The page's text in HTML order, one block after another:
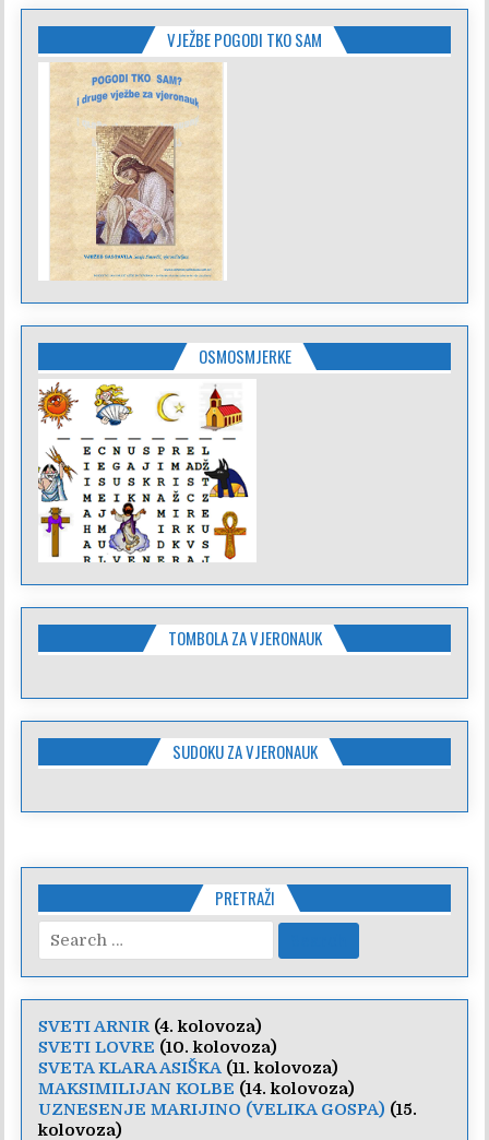
VJEŽBE POGODI TKO SAM
OSMOSMJERKE
TOMBOLA ZA VJERONAUK
SUDOKU ZA VJERONAUK
PRETRAŽI
Search
for:
SVETI ARNIR(4. kolovoza)
SVETI LOVRE (10. kolovoza)
SVETA KLARA ASIŠKA (11. kolovoza)
MAKSIMILIJAN KOLBE (14. kolovoza)
UZNESENJE MARIJINO (VELIKA GOSPA) (15.
kolovoza)